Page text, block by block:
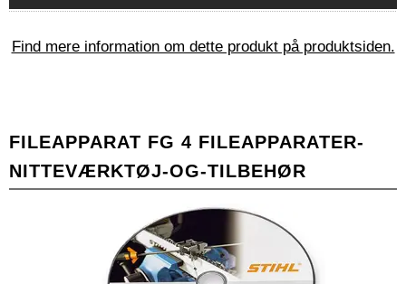
Find mere information om dette produkt på produktsiden.
FILEAPPARAT FG 4 FILEAPPARATER-
NITTEVÆRKTØJ-OG-TILBEHØR